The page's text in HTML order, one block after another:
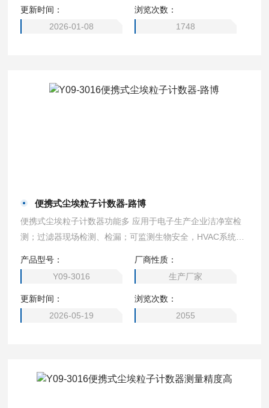
督管理部门贯彻GMP规范及电子生产企业等。
更新时间：
2026-01-08
浏览次数：
1748
便携式尘埃粒子计数器-路博
便携式尘埃粒子计数器功能多 应用于电子生产企业洁净室检
测；过滤器现场检测、检漏；可监测生物安全，HVAC系统，
净手术室，汽车喷涂环境,微电子、生化制品、食品卫生、精
细化工、精密机械等生产和科研部门等。
产品型号：
Y09-3016
厂商性质：
生产厂家
更新时间：
2026-05-19
浏览次数：
2055